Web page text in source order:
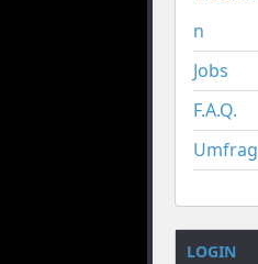
n
Jobs
F.A.Q.
LOGIN